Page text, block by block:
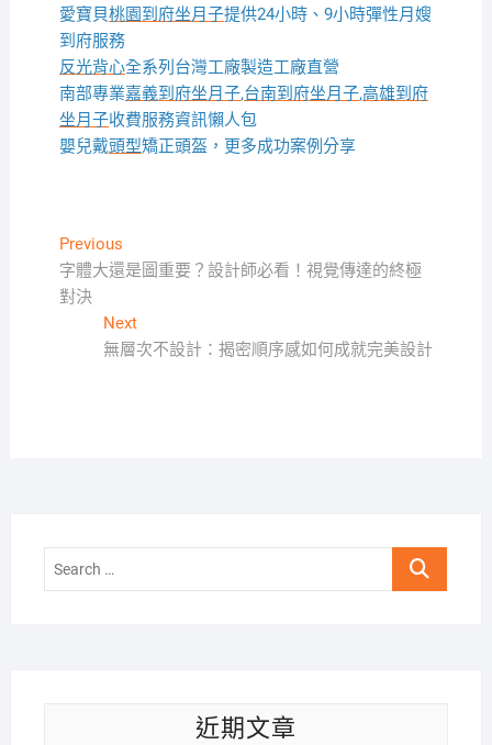
愛寶貝桃園到府坐月子提供24小時、9小時彈性月嫂
到府服務
反光背心全系列台灣工廠製造工廠直營
南部專業嘉義到府坐月子,台南到府坐月子,高雄到府
坐月子收費服務資訊懶人包
嬰兒戴頭型矯正頭盔，更多成功案例分享
文
章
PreviousPrevious
post:
字體大還是圖重要？設計師必看！視覺傳達的終極
對決
NextNext
post:
無層次不設計：揭密順序感如何成就完美設計
Search
近期文章